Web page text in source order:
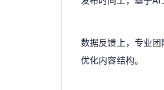
数据反馈上，专业
优化内容结构。